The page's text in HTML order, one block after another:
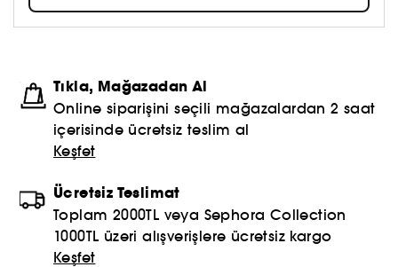
gelişmişliğe sahip ürünler tasarlamayı hedefleyerek
parfüm sektöründe on yıllık bir devrimi kutluyor.
Tıkla, Mağazadan Al
Online siparişini seçili mağazalardan 2 saat
içerisinde ücretsiz teslim al
Keşfet
Ücretsiz Teslimat
Toplam 2000TL veya Sephora Collection
1000TL üzeri alışverişlere ücretsiz kargo
Keşfet